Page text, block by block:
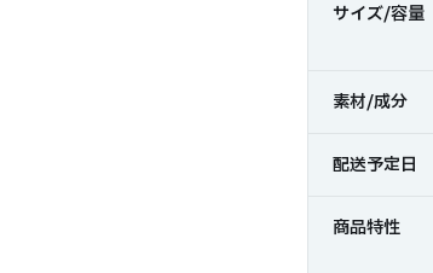
サイズ/容量
素材/成分
配送予定日
商品特性